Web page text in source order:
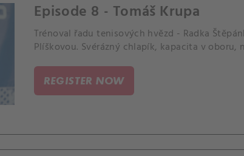
Episode 8 - Tomáš Krupa
Trénoval řadu tenisových hvězd - Radka
Plíškovou. Svérázný chlapík, kapacita v
REGISTER NOW